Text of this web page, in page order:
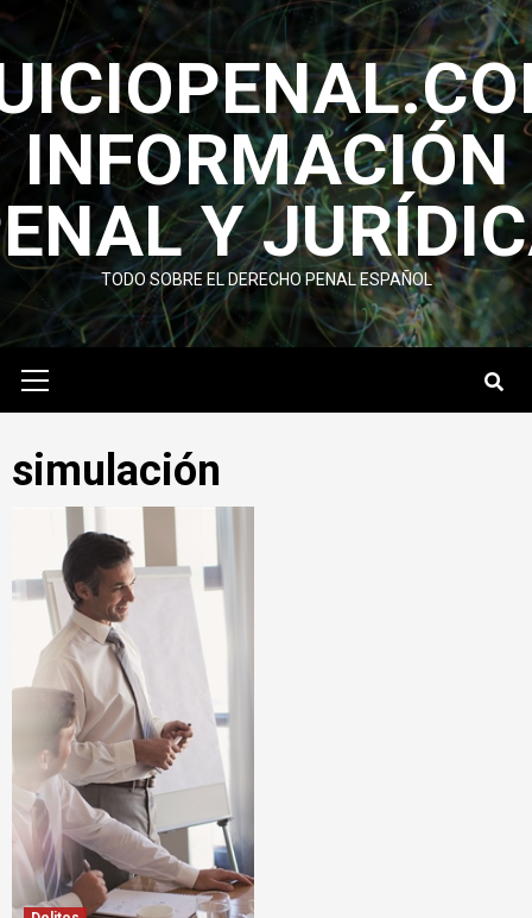
Saltar
al
contenido
INFORMACIÓN
Y
TODO SOBRE EL DERECHO PENAL ESPAÑOL
primario
simulación